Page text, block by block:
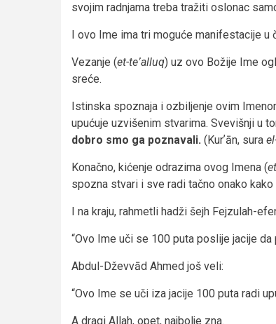
svojim radnjama treba tražiti oslonac
I ovo Ime ima tri moguće manifestacije u
Vezanje (et-teʽalluq) uz ovo Božije Ime
sreće.
Istinska spoznaja i ozbiljenje ovim
upućuje uzvišenim stvarima. Svevišnji u
dobro smo ga poznavali. (Kurʼān, sura
Konačno, kićenje odrazima ovog Imena (
spozna stvari i sve radi tačno onako
I na kraju, rahmetli hadži šejh Fejzulah-
“Ovo Ime uči se 100 puta poslije jacije
Abdul-Dževvād Ahmed još veli:
“Ovo Ime se uči iza jacije 100 puta radi
A dragi Allah, opet, najbolje zna.